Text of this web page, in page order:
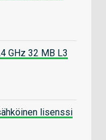
GHz 32 MB L3
lisenssi